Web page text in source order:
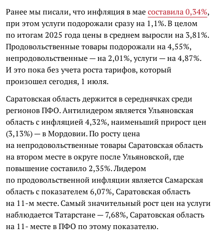
Ранее мы писали, что инфляция в маесоставила 0,34%,
при этом услуги подорожали сразу на 1,1%. В целом
по итогам 2025 года цены в среднем выросли на 3,81%.
Продовольственные товары подорожали на 4,55%,
непродовольственные — на 2,01%, услуги — на 4,87%.
И это пока без учета роста тарифов, который
произошел сегодня, 1 июля.
Саратовская область держится в середнячках среди
регионов ПФО. Антилидером является Ульяновская
область с инфляцией 4,32%, наименьший прирост цен
(3,13%) — в Мордовии. По росту цена
на непродовольственные товары Саратовская область
на втором месте в округе после Ульяновской, где
повышение составило 2,35%. Лидером
по продовольственной инфляции является Самарская
область с показателем 6,07%, Саратовская область
на 11-м месте. Самый значительный рост цен на услуги
наблюдается Татарстане — 7,68%, Саратовская область
на 11- месте в ПФО по этому показателю.